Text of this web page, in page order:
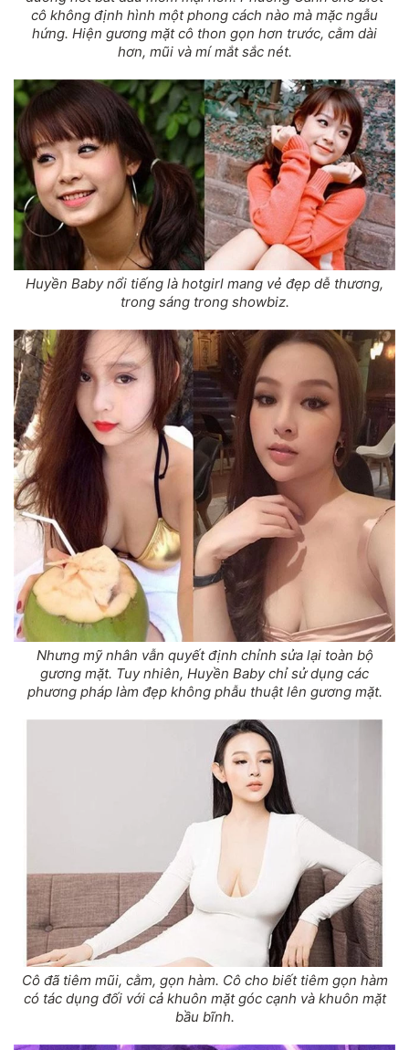
cô không định hình một phong cách nào mà mặc ngẫu
hứng. Hiện gương mặt cô thon gọn hơn trước, cằm dài
hơn, mũi và mí mắt sắc nét.
Huyền Baby nổi tiếng là hotgirl mang vẻ đẹp dễ thương,
trong sáng trong showbiz.
Nhưng mỹ nhân vẫn quyết định chỉnh sửa lại toàn bộ
gương mặt. Tuy nhiên, Huyền Baby chỉ sử dụng các
phương pháp làm đẹp không phẫu thuật lên gương mặt.
Cô đã tiêm mũi, cằm, gọn hàm. Cô cho biết tiêm gọn hàm
có tác dụng đối với cả khuôn mặt góc cạnh và khuôn mặt
bầu bĩnh.